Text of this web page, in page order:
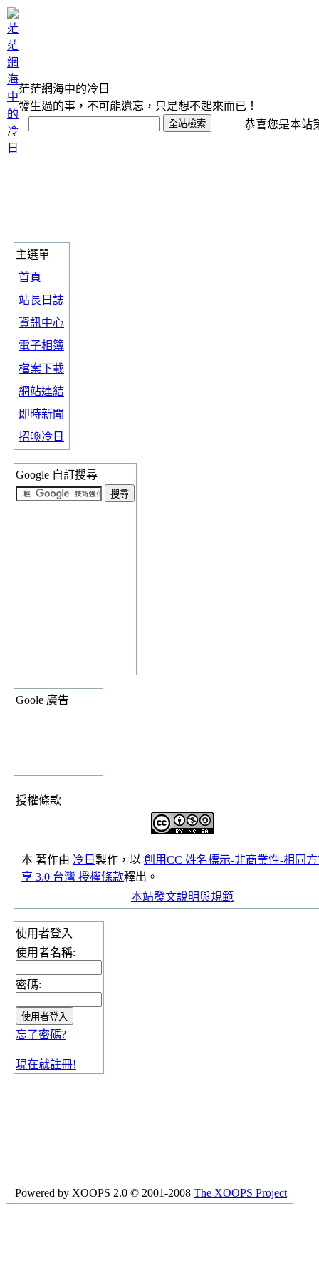
茫茫網海中的冷日
發生過的事，不可能遺忘，只是想不起來而已！
恭喜您是本站
主選單
首頁
站長日誌
資訊中心
電子相簿
檔案下載
網站連結
即時新聞
招喚冷日
Google 自訂搜尋
Goole 廣告
授權條款
本 著作由 冷日 製作，以 創用CC 姓名標示-非商業性-相同
享 3.0 台灣 授權條款釋出。
本站發文說明與規範
使用者登入
使用者名稱:
密碼:
忘了密碼?
現在就註冊!
| Powered by XOOPS 2.0 © 2001-2008 The XOOPS Project|